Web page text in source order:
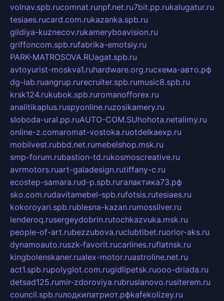
volnav.spb.rucomnat.runpf.net.ru7bit.pp.rukalugatur.ru
tesiaes.rucard.com.rukazanka.spb.ru
gildiya-kuznecov.rukameryboavision.ru
griffoncom.spb.rufabrika-emotsiy.ru
PARK-MATROSOVA.RUagat.spb.ru
avtoyurist-moskva1.ruhardware.org.ruсхема-авто.рф
dg-lab.ruangrup.rurecruiter.spb.rumusic8.spb.ru
krsk124.rukubok.spb.ruromanofforex.ru
analitikaplus.ruspyonline.ruzosikamery.ru
sloboda-ural.pp.ruAUTO-COM.SUhohota.netalimy.ru
online-z.comaromat-vostoka.ruotdelkaexp.ru
mobilvest.rubbd.net.rumebelshop.msk.ru
smp-forum.rubastion-td.rukosmoscreative.ru
avrmotors.ruart-galadesign.rutiffany-c.ru
ecostep-samara.rud-p.spb.ruгалактика73.рф
sko.com.rudavitamebel-spb.rufotsis.rutesiaes.ru
kokoroyari.spb.rublesna-kazan.rumossilver.ru
lenderoq.rusergeydobrin.rutochkazvuka.msk.ru
people-of-art.rubezzubova.ruclubtibet.ruorior-aks.ru
dynamoauto.ruszk-favorit.rucarlines.ruflatnsk.ru
kingbolenskaner.rualex-motor.ruastroline.net.ru
act1.spb.rupolyglot.com.rugidlipetsk.ruooo-driada.ru
detsad125.rumir-zdoroviya.rubruslanovo.rusiterem.ru
council.spb.ruлодкипатриот.рфkafekolizey.ru